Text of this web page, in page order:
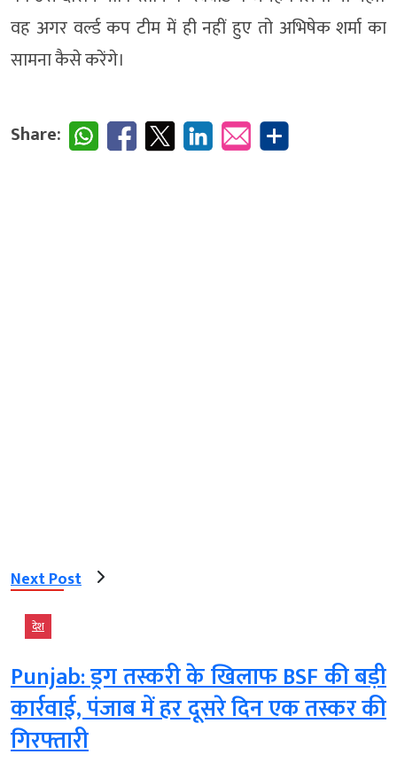
वह अगर वर्ल्ड कप टीम में ही नहीं हुए तो अभिषेक शर्मा का
सामना कैसे करेंगे।
Share:
Next Post
देश
Punjab: ड्रग तस्करी के खिलाफ BSF की बड़ी
कार्रवाई, पंजाब में हर दूसरे दिन एक तस्कर की
गिरफ्तारी